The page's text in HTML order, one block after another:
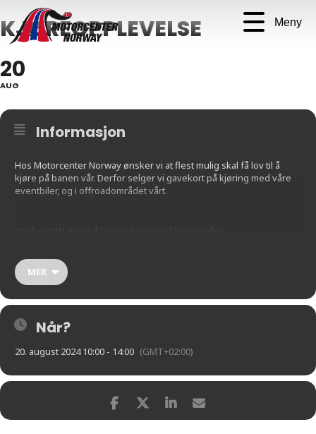
Meny
KJØREOPPLEVELSE
20
AUG
Informasjon
Hos Motorcenter Norway ønsker vi at flest mulig skal få lov til å
kjøre på banen vår. Derfor selger vi gavekort på kjøring med våre
eventbiler, og i offroadområdet vårt.
Mer informasjon finner du her:
https://motorcenternorway.pameldingssystem.no/gavekort-
kjoreopplevelse-2024
MER
Når?
20. august 2024 10:00 - 14:00 (GMT+02:00)